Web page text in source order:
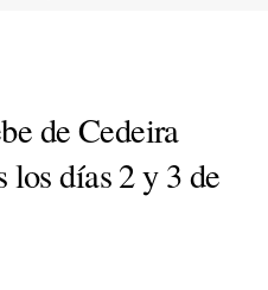
de Cedeira
días 2 y 3 de